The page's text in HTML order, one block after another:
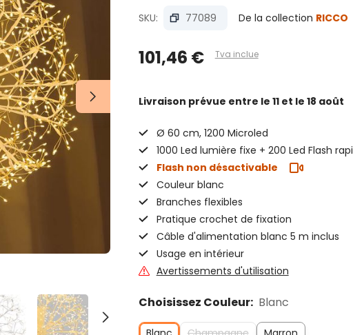
SKU: 77089 De la collection RICCO
101,46 € Tva inclue
Livraison prévue entre le 11 et le 18 août
Ø 60 cm, 1200 Microled
1000 Led lumière fixe + 200 Led Flash
Flash non désactivable
Couleur blanc
Branches flexibles
Pratique crochet de fixation
Câble d'alimentation blanc 5 m inclus
Usage en intérieur
Avertissements d'utilisation
Choisissez Couleur: Blanc